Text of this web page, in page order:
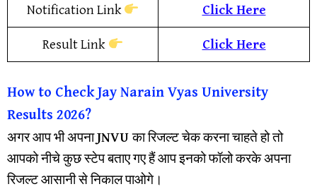
Notification Link Click Here
Result Link Click Here
How to Check Jay Narain Vyas University
Results 2026?
अगर आप भी अपनाJNVUका रिजल्ट चेक करना चाहते हो तो
आपको नीचे कुछ स्टेप बताए गए हैं आप इनको फॉलो करके अपना
रिजल्ट आसानी से निकाल पाओगे।